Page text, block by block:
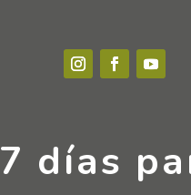
7 días